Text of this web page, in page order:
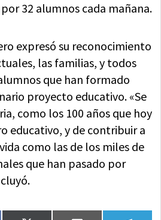
32 alumnos cada mañana.
expresó su reconocimiento
las familias, y todos
que han formado
proyecto educativo. «Se
como los 100 años que hoy
educativo, y de contribuir a
como las de los miles de
que han pasado por